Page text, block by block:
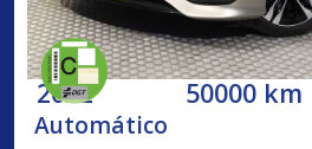
2022 50000 km
Automático